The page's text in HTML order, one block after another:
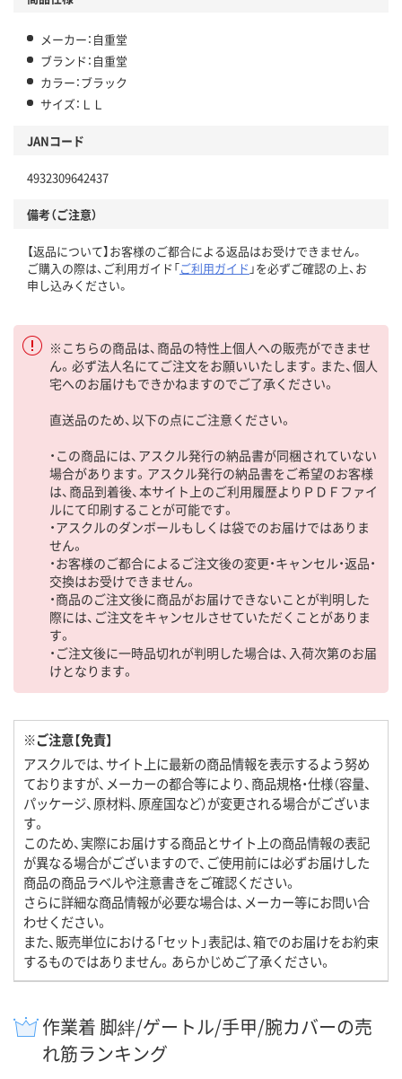
メーカー：自重堂
ブランド：自重堂
カラー：ブラック
サイズ：ＬＬ
JANコード
4932309642437
備考（ご注意）
【返品について】お客様のご都合による返品はお受けできません。
ご購入の際は、ご利用ガイド「ご利用ガイド 」を必ずご確認の上、お
申し込みください。
※こちらの商品は、商品の特性上個人への販売ができませ
ん。必ず法人名にてご注文をお願いいたします。また、個人
宅へのお届けもできかねますのでご了承ください。
直送品のため、以下の点にご注意ください。
・この商品には、アスクル発行の納品書が同梱されていない
場合があります。アスクル発行の納品書をご希望のお客様
は、商品到着後、本サイト上のご利用履歴よりＰＤＦファイ
ルにて印刷することが可能です。
・アスクルのダンボールもしくは袋でのお届けではありま
せん。
・お客様のご都合によるご注文後の変更・キャンセル・返品・
交換はお受けできません。
・商品のご注文後に商品がお届けできないことが判明した
際には、ご注文をキャンセルさせていただくことがありま
す。
・ご注文後に一時品切れが判明した場合は、入荷次第のお届
けとなります。
※ご注意【免責】
アスクルでは、サイト上に最新の商品情報を表示するよう努め
ておりますが、メーカーの都合等により、商品規格・仕様（容量、
パッケージ、原材料、原産国など）が変更される場合がございま
す。
このため、実際にお届けする商品とサイト上の商品情報の表記
が異なる場合がございますので、ご使用前には必ずお届けした
商品の商品ラベルや注意書きをご確認ください。
さらに詳細な商品情報が必要な場合は、メーカー等にお問い合
わせください。
また、販売単位における「セット」表記は、箱でのお届けをお約束
するものではありません。あらかじめご了承ください。
作業着 脚絆/ゲートル/手甲/腕カバーの売
れ筋ランキング